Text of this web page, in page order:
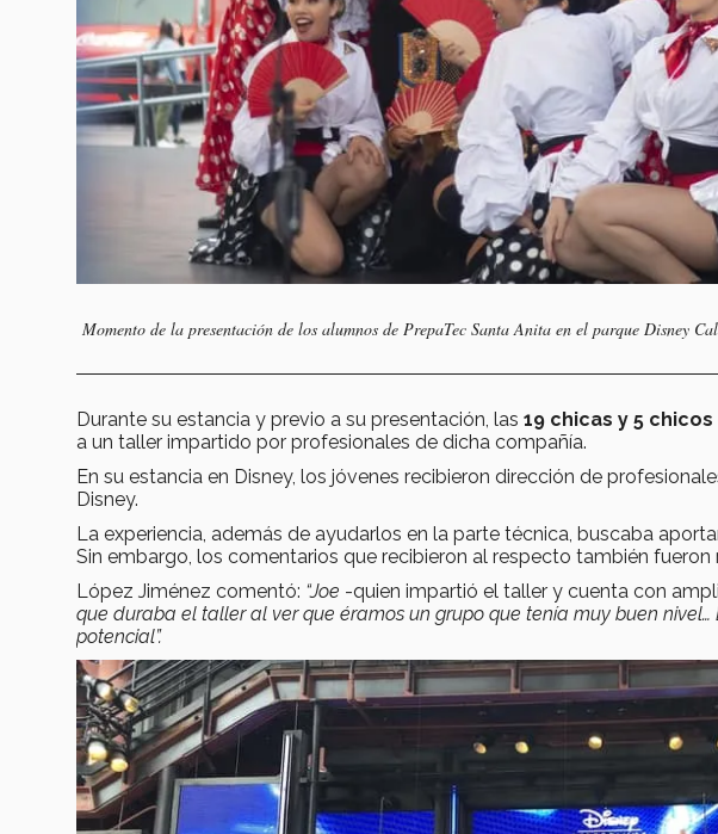
Momento de la presentación de los alumnos de PrepaTec Santa Anita en el parque Disney
Durante su estancia y previo a su presentación, las 19 chicas y 5 chicos
a un taller impartido por profesionales de dicha compañía.
En su estancia en Disney, los jóvenes recibieron dirección de
Disney.
La experiencia, además de ayudarlos en la parte técnica, buscaba
Sin embargo, los comentarios que recibieron al respecto también
López Jiménez comentó: “Joe -quien impartió el taller y cuenta con
que duraba el taller al ver que éramos un grupo que tenía muy buen nivel…
potencial”.